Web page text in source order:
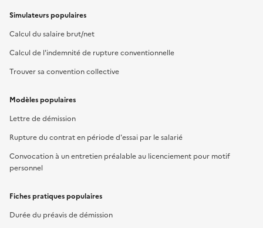
Simulateurs populaires
Calcul du salaire brut/net
Calcul de l'indemnité de rupture conventionnelle
Trouver sa convention collective
Modèles populaires
Lettre de démission
Rupture du contrat en période d'essai par le salarié
Convocation à un entretien préalable au licenciement pour motif
personnel
Fiches pratiques populaires
Durée du préavis de démission